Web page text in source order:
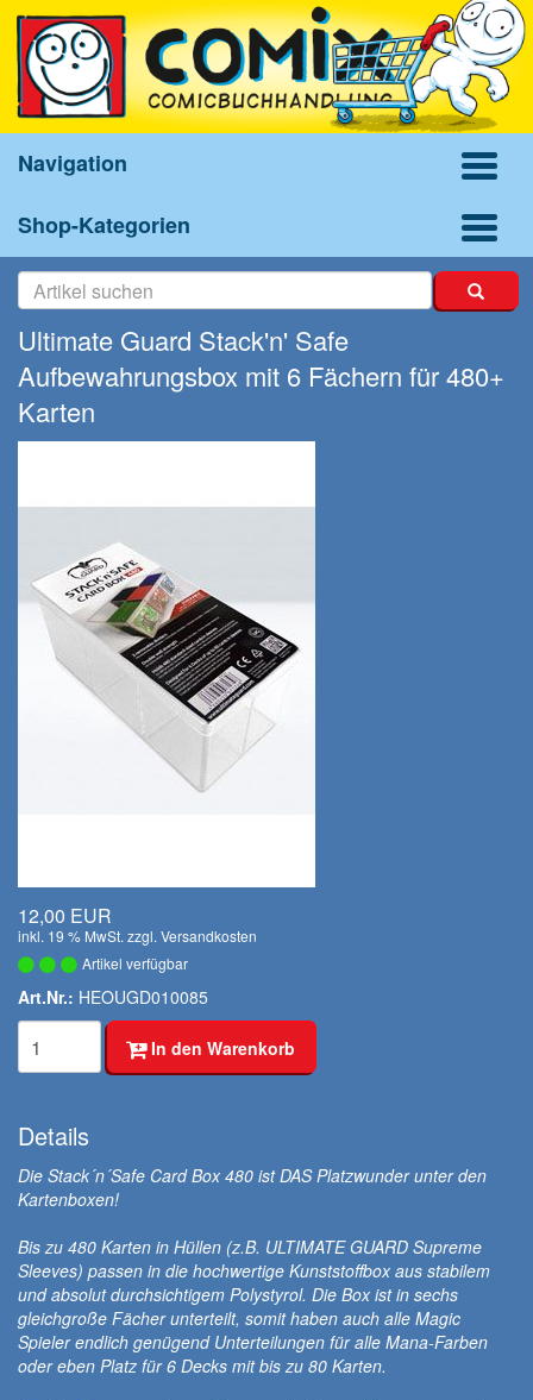
Navigation
Shop-Kategorien
Ultimate Guard Stack'n' Safe
Aufbewahrungsbox mit 6 Fächern für 480+
Karten
12,00 EUR
inkl. 19 % MwSt. zzgl. Versandkosten
Artikel verfügbar
Art.Nr.: HEOUGD010085
In den Warenkorb
Details
Die Stack´n´Safe Card Box 480 ist DAS Platzwunder unter den
Kartenboxen!
Bis zu 480 Karten in Hüllen (z.B. ULTIMATE GUARD Supreme
Sleeves) passen in die hochwertige Kunststoffbox aus stabilem
und absolut durchsichtigem Polystyrol. Die Box ist in sechs
gleichgroße Fächer unterteilt, somit haben auch alle Magic
Spieler endlich genügend Unterteilungen für alle Mana-Farben
oder eben Platz für 6 Decks mit bis zu 80 Karten.